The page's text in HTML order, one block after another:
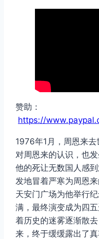
赞助：
https://
1976年1月，周恩来
对周恩来的认识，也
他的死让无数国人感
发地冒着严寒为周恩
天安门广场为他举行
满，最终演变成为四
着历史的迷雾逐渐散
来，终于缓缓露出了真